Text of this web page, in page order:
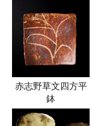
赤志野草文四方平
鉢